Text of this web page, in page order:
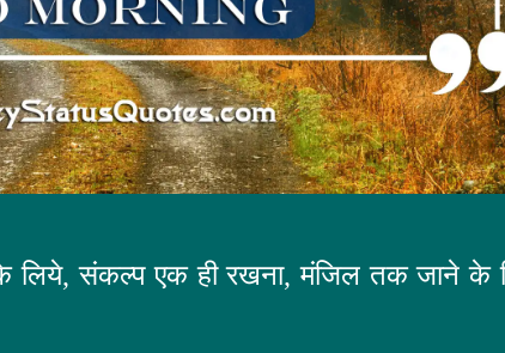
लिये, संकल्प एक ही रखना, मंजिल तक जाने के